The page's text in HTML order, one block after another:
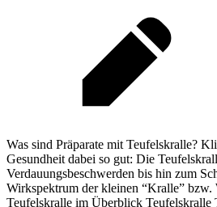
Was sind Präparate mit Teufelskralle?
Gesundheit dabei so gut: Die
Verdauungsbeschwerden bis hin zum
Wirkspektrum der kleinen “Kralle”
Teufelskralle im Überblick Teufelskralle